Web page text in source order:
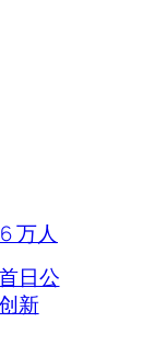
万人
日公
新